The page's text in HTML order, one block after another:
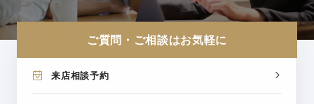
ご質問・ご相談はお気軽に
来店相談予約